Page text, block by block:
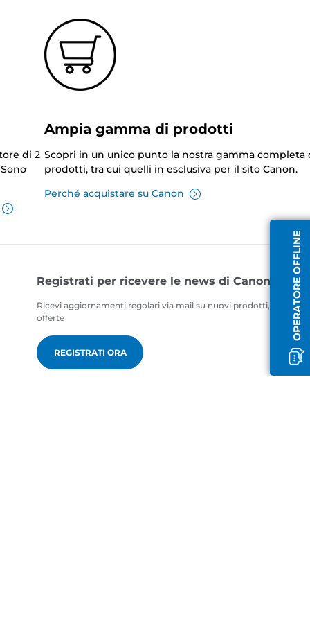
OPERATORE OFFLINE
di 2
Ampia gamma di prodotti
Scopri in un unico punto la nostra gamma completa
prodotti, tra cui quelli in esclusiva per il sito Canon.
Perché acquistare su Canon
Registrati per ricevere le news di Canon
Ricevi aggiornamenti regolari via mail su nuovi prodotti, consigli
offerte
REGISTRATI ORA